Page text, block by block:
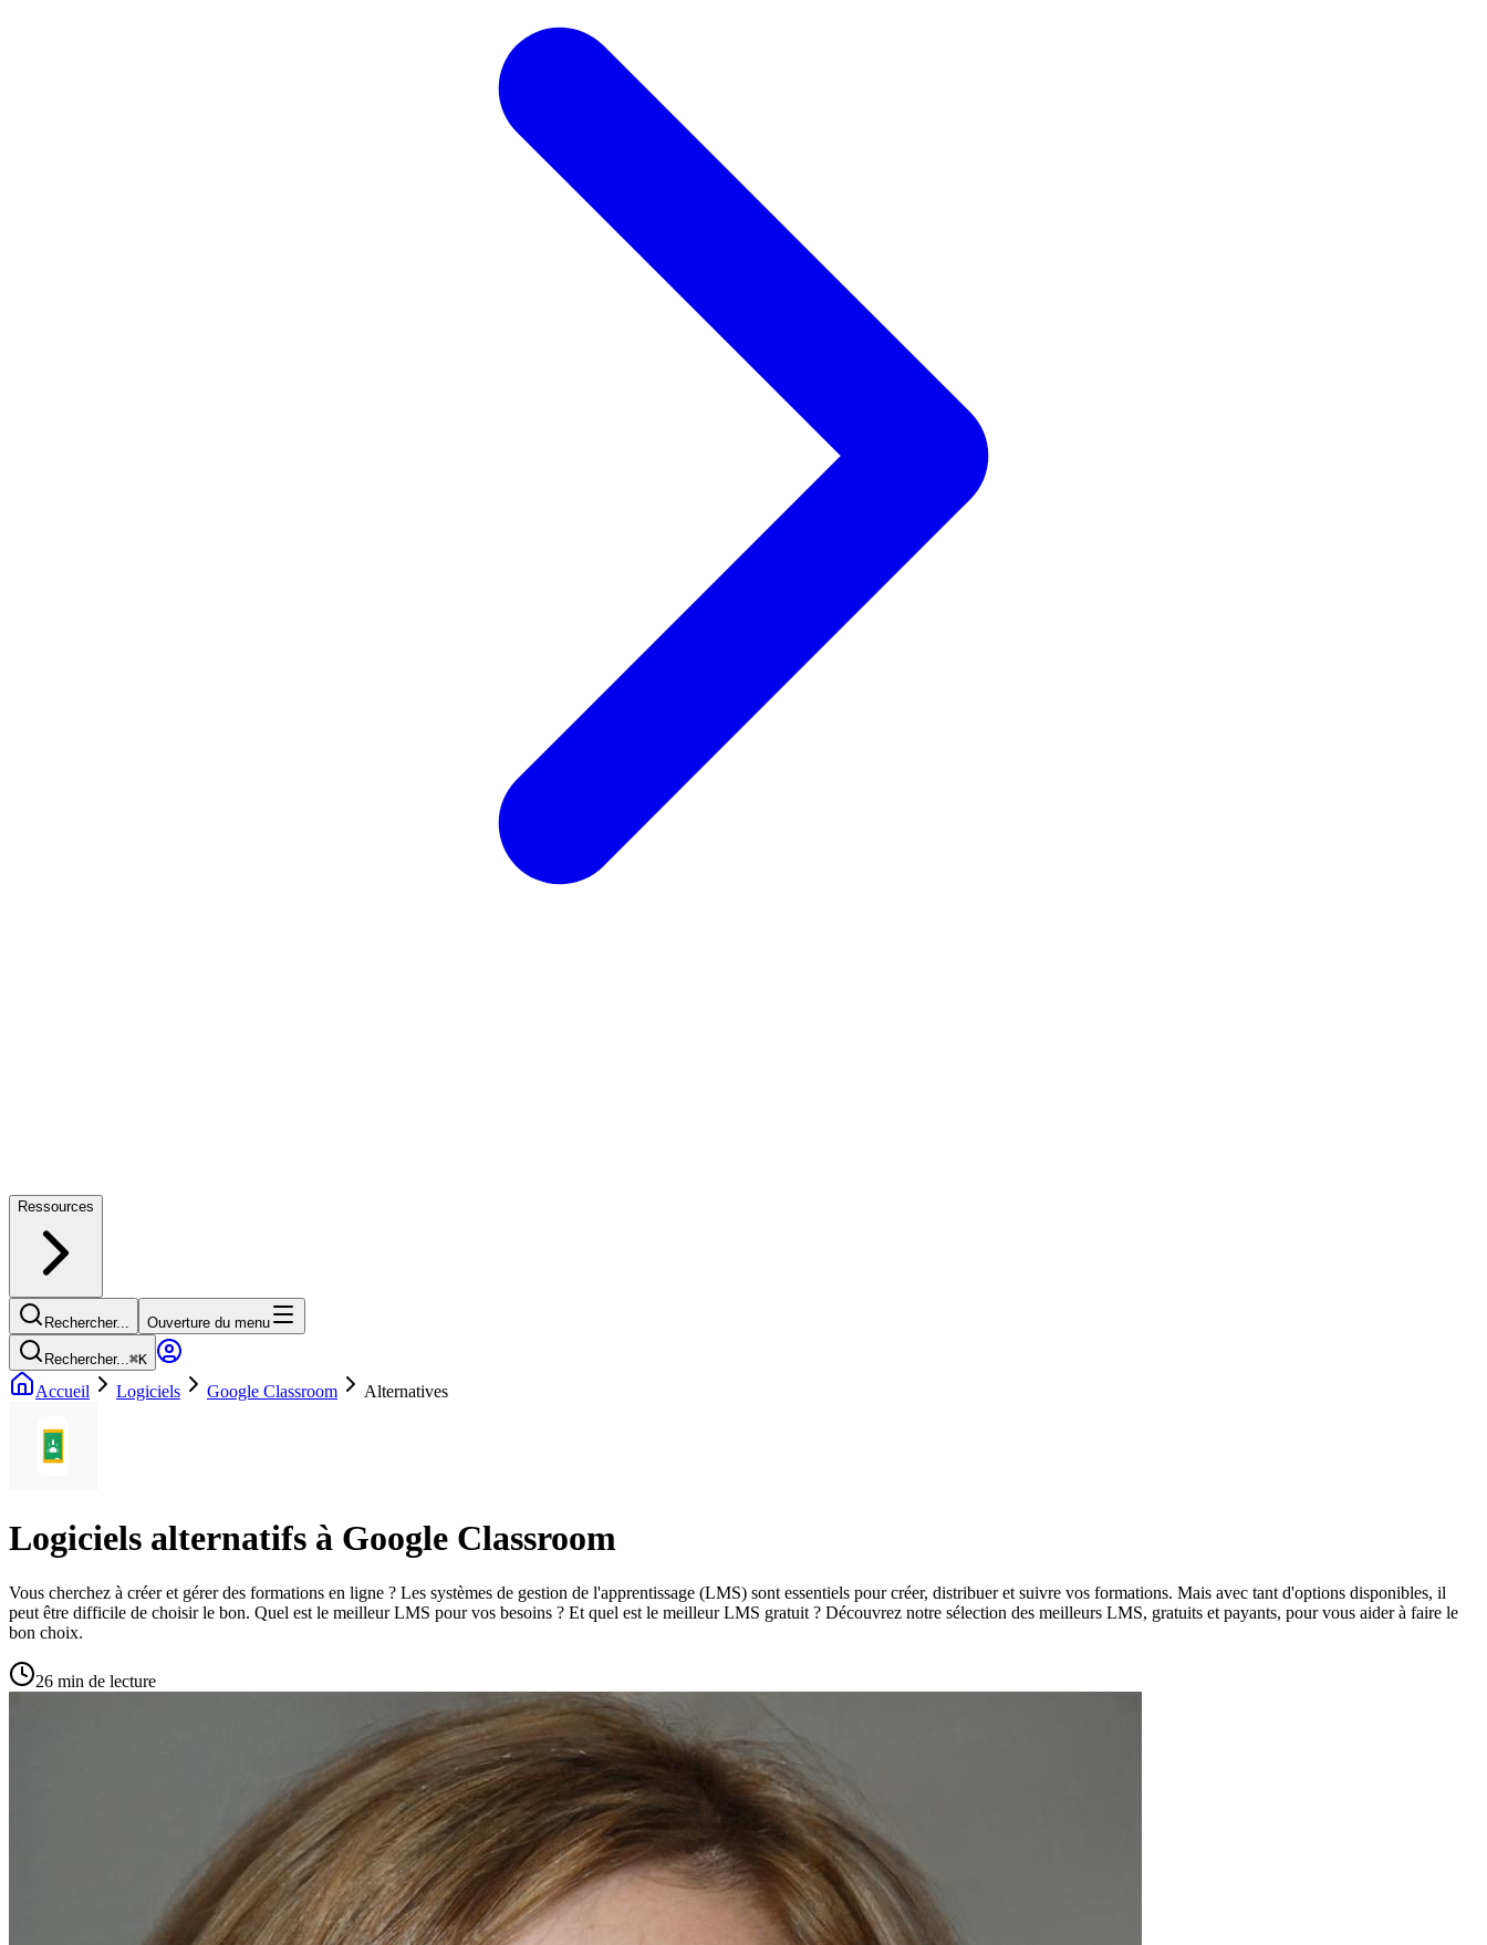
Ressources
Rechercher... Ouverture du menu
Rechercher...⌘K
Accueil Logiciels Google Classroom Alternatives
Logiciels alternatifs à Google Classroom
Vous cherchez à créer et gérer des formations en ligne ? Les systèmes de gestion de l'apprentissage (LMS) sont essentiels pour créer, distribuer et suivre vos formations. Mais avec tant d'options disponibles, il
peut être difficile de choisir le bon. Quel est le meilleur LMS pour vos besoins ? Et quel est le meilleur LMS gratuit ? Découvrez notre sélection des meilleurs LMS, gratuits et payants, pour vous aider à faire le
bon choix.
26 min de lecture